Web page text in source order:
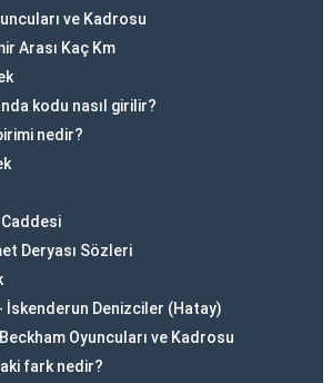
ve Kadrosu
Arası Kaç Km
kodu nasıl girilir?
nedir?
Deryası Sözleri
İskenderun Denizciler (Hatay)
Beckham Oyuncuları ve Kadrosu
fark nedir?